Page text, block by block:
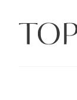
Inhalt
springen